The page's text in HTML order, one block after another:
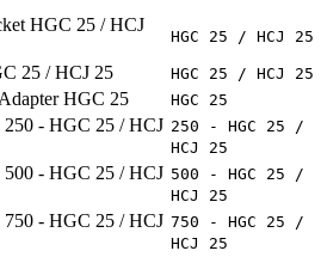
HGC 25 / HCJ
HGC 25 / HCJ 25
25 / HCJ 25 HGC 25 / HCJ 25
HGC 25 HGC 25
250 - HGC 25 / HCJ 250 - HGC 25 /
HCJ 25
500 - HGC 25 / HCJ 500 - HGC 25 /
HCJ 25
750 - HGC 25 / HCJ 750 - HGC 25 /
HCJ 25